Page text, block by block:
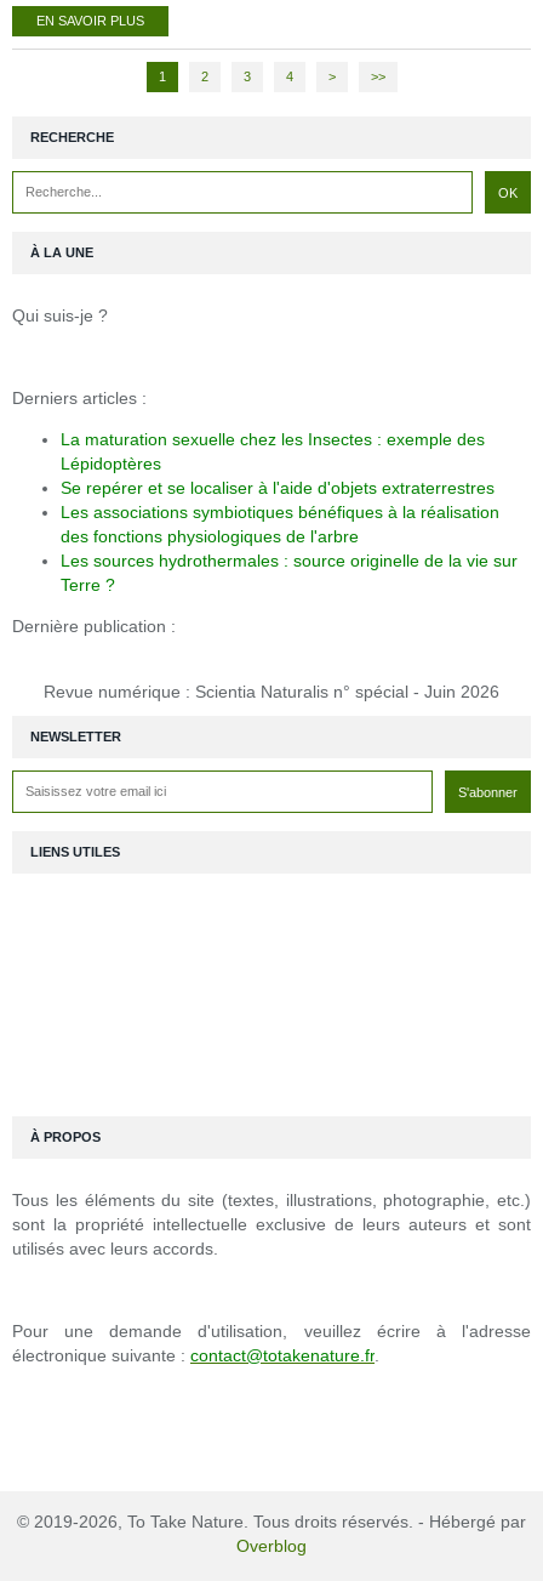
EN SAVOIR PLUS
1 2 3 4 > >>
NEWSLETTER
RECHERCHE
À LA UNE
Qui suis-je ?
Derniers articles :
La maturation sexuelle chez les Insectes : exemple des
Lépidoptères
Se repérer et se localiser à l'aide d'objets extraterrestres
Les associations symbiotiques bénéfiques à la réalisation
des fonctions physiologiques de l'arbre
Les sources hydrothermales : source originelle de la vie sur
Terre ?
Dernière publication :
Revue numérique : Scientia Naturalis n° spécial - Juin 2026
LIENS UTILES
À PROPOS
Tous les éléments du site (textes, illustrations, photographie, etc.)
sont la propriété intellectuelle exclusive de leurs auteurs et sont
utilisés avec leurs accords.
Pour une demande d'utilisation, veuillez écrire à l'adresse
électronique suivante : contact@totakenature.fr
© 2019-2026, To Take Nature. Tous droits réservés. - Hébergé par
Overblog